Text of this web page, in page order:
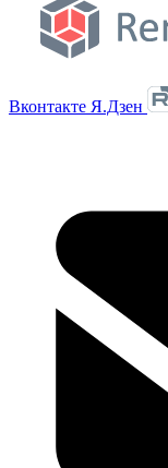
Вконтакте Я.Дзен